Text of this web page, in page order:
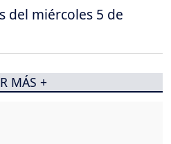
del miércoles 5 de
MÁS +